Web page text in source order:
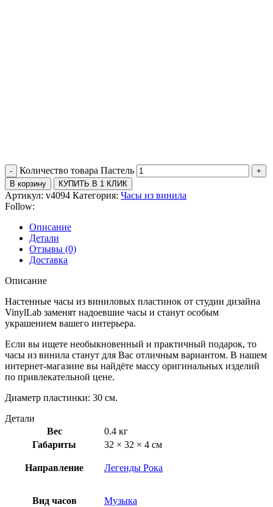
Количество товара Пастель
В корзину КУПИТЬ В 1 КЛИК
Артикул: v4094 Категория: Часы из винила
Follow:
Описание
Детали
Отзывы (0)
Доставка
Описание
Настенные часы из виниловых пластинок от студии дизайна
VinylLab заменят надоевшие часы и станут особым
украшением вашего интерьера.
Если вы ищете необыкновенный и практичный подарок, то
часы из винила станут для Вас отличным вариантом. В нашем
интернет-магазине вы найдёте массу оригинальных изделий
по привлекательной цене.
Диаметр пластинки: 30 см.
Детали
Вес
0.4 кг
Габариты
32 × 32 × 4 см
Направление Легенды Рока
Вид часов Музыка